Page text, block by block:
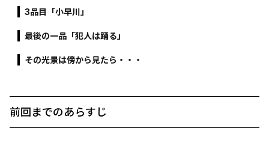
3品目「小早川」
最後の一品「犯人は踊る」
その光景は傍から見たら・・・
前回までのあらすじ